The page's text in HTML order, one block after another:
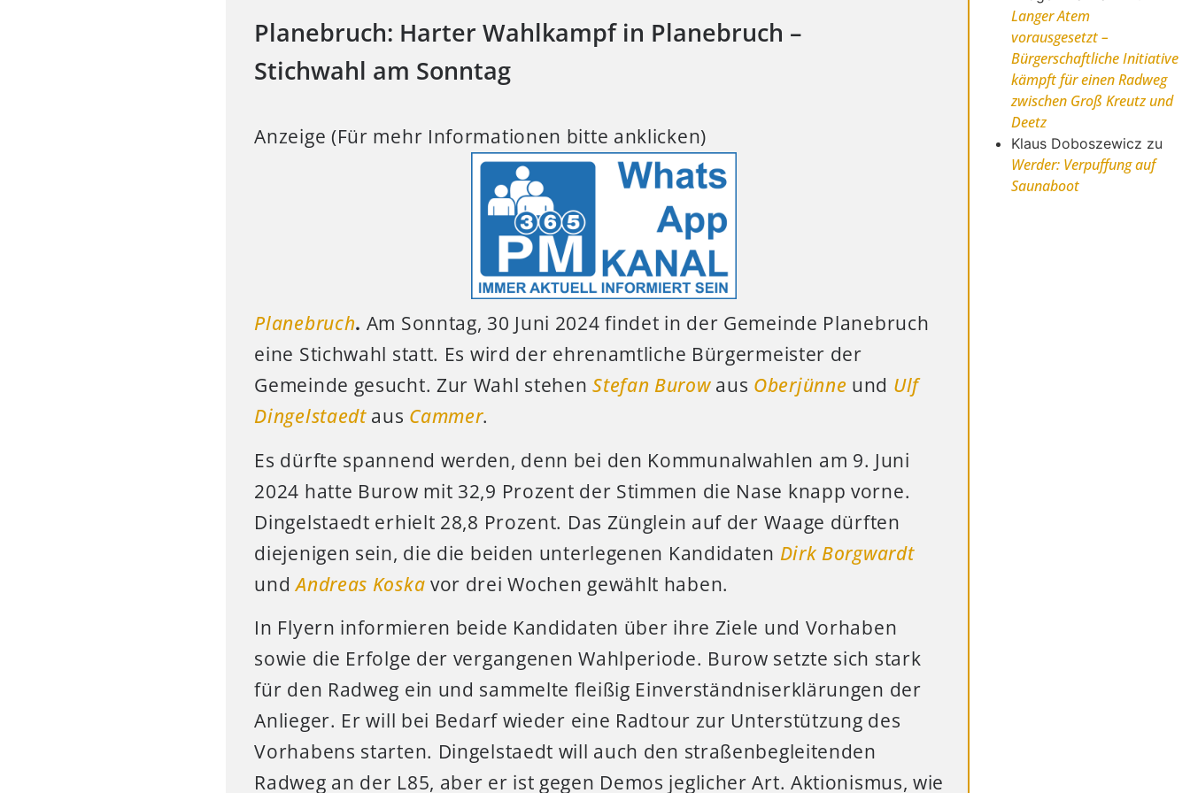
Planebruch: Harter Wahlkampf in Planebruch –
Stichwahl am Sonntag
Anzeige (Für mehr Informationen bitte anklicken)
Planebruch. Am Sonntag, 30 Juni 2024 findet in der Gemeinde Planebruch
eine Stichwahl statt. Es wird der ehrenamtliche Bürgermeister der
Gemeinde gesucht. Zur Wahl stehenStefan Burowaus Oberjünne und Ulf
Dingelstaedtaus Cammer.
Es dürfte spannend werden, denn bei den Kommunalwahlen am 9. Juni
2024 hatte Burow mit 32,9 Prozent der Stimmen die Nase knapp vorne.
Dingelstaedt erhielt 28,8 Prozent. Das Zünglein auf der Waage dürften
diejenigen sein, die die beiden unterlegenen Kandidaten Dirk Borgwardt
undAndreas Koska vor drei Wochen gewählt haben.
In Flyern informieren beide Kandidaten über ihre Ziele und Vorhaben
sowie die Erfolge der vergangenen Wahlperiode. Burow setzte sich stark
für den Radweg ein und sammelte fleißig Einverständniserklärungen der
Anlieger. Er will bei Bedarf wieder eine Radtour zur Unterstützung des
Vorhabens starten. Dingelstaedt will auch den straßenbegleitenden
Radweg an der L85, aber er ist gegen Demos jeglicher Art. Aktionismus, wie
Langer Atem
vorausgesetzt –
Bürgerschaftliche Initiative
kämpft für einen Radweg
zwischen Groß Kreutz und
Deetz
Klaus Doboszewicz zu
Werder: Verpuffung auf
Saunaboot